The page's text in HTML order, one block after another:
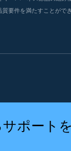
要件を満たすことができ
ポート